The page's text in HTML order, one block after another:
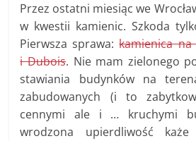
Przez ostatni miesiąc we
w kwestii kamienic. Szkoda
Pierwsza sprawa:kamienica
i Dubois. Nie mam zielonego
stawiania budynków na
zabudowanych (i to
cennymi ale i … kruchymi
wrodzona upierdliwość